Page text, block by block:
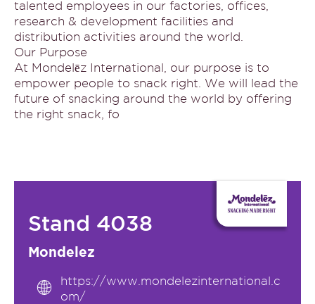
talented employees in our factories, offices,
research & development facilities and
distribution activities around the world.
Our Purpose
At Mondelēz International, our purpose is to
empower people to snack right. We will lead the
future of snacking around the world by offering
the right snack, fo
Stand 4038
Mondelez
https://www.mondelezinternational.c
om/